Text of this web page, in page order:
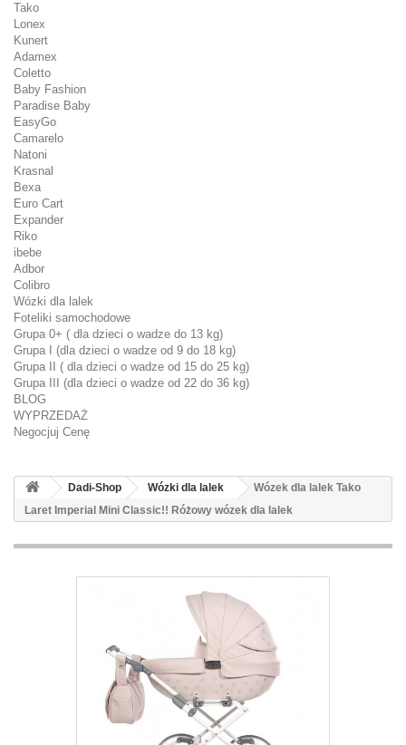
Tako
Lonex
Kunert
Adamex
Coletto
Baby Fashion
Paradise Baby
EasyGo
Camarelo
Natoni
Krasnal
Bexa
Euro Cart
Expander
Riko
ibebe
Adbor
Colibro
Wózki dla lalek
Foteliki samochodowe
Grupa 0+ ( dla dzieci o wadze do 13 kg)
Grupa I (dla dzieci o wadze od 9 do 18 kg)
Grupa II ( dla dzieci o wadze od 15 do 25 kg)
Grupa III (dla dzieci o wadze od 22 do 36 kg)
BLOG
WYPRZEDAŻ
Negocjuj Cenę
Dadi-Shop Wózki dla lalek
Wózek dla lalek Tako
Laret Imperial Mini Classic!! Różowy wózek dla lalek